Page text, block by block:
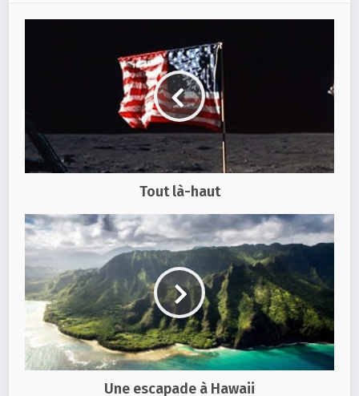
Tout là-haut
Une escapade à Hawaii